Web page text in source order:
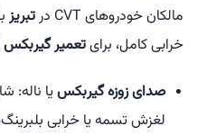
مالکان خودروهای CVT در تبریز
خرابی کامل، برایتعمیر گیربکس CVT
صدای زوزه گیربکسیا ناله:
لغزش تسمه یا خرابی